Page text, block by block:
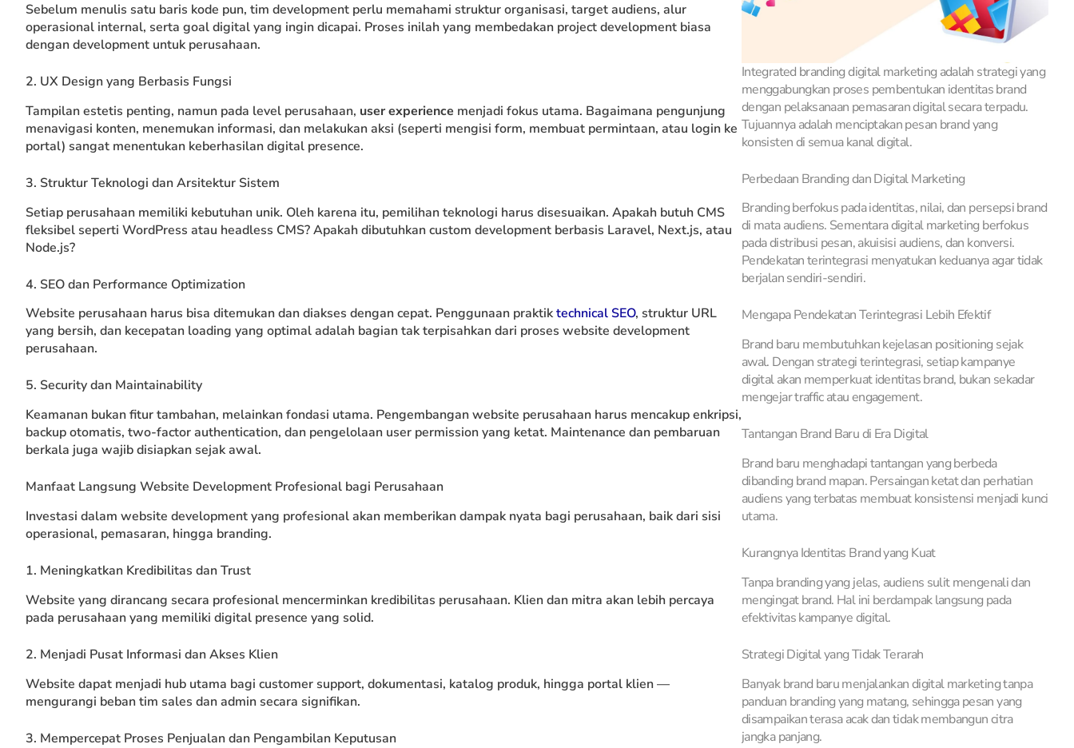
Sebelum menulis satu baris kode pun, tim development perlu memahami struktur organisasi, target audiens, alur
operasional internal, serta goal digital yang ingin dicapai. Proses inilah yang membedakan project development biasa
dengan development untuk perusahaan.
2. UX Design yang Berbasis Fungsi
Tampilan estetis penting, namun pada level perusahaan, user experience menjadi fokus utama. Bagaimana pengunjung
menavigasi konten, menemukan informasi, dan melakukan aksi (seperti mengisi form, membuat permintaan, atau login ke
portal) sangat menentukan keberhasilan digital presence.
3. Struktur Teknologi dan Arsitektur Sistem
Setiap perusahaan memiliki kebutuhan unik. Oleh karena itu, pemilihan teknologi harus disesuaikan. Apakah butuh CMS
fleksibel seperti WordPress atau headless CMS? Apakah dibutuhkan custom development berbasis Laravel, Next.js, atau
Node.js?
4. SEO dan Performance Optimization
Website perusahaan harus bisa ditemukan dan diakses dengan cepat. Penggunaan praktiktechnical SEO, struktur URL
yang bersih, dan kecepatan loading yang optimal adalah bagian tak terpisahkan dari proses website development
perusahaan.
5. Security dan Maintainability
Keamanan bukan fitur tambahan, melainkan fondasi utama. Pengembangan website perusahaan harus mencakup enkripsi,
backup otomatis, two-factor authentication, dan pengelolaan user permission yang ketat. Maintenance dan pembaruan
berkala juga wajib disiapkan sejak awal.
Manfaat Langsung Website Development Profesional bagi Perusahaan
Investasi dalam website development yang profesional akan memberikan dampak nyata bagi perusahaan, baik dari sisi
operasional, pemasaran, hingga branding.
1. Meningkatkan Kredibilitas dan Trust
Website yang dirancang secara profesional mencerminkan kredibilitas perusahaan. Klien dan mitra akan lebih percaya
pada perusahaan yang memiliki digital presence yang solid.
2. Menjadi Pusat Informasi dan Akses Klien
Website dapat menjadi hub utama bagi customer support, dokumentasi, katalog produk, hingga portal klien —
mengurangi beban tim sales dan admin secara signifikan.
3. Mempercepat Proses Penjualan dan Pengambilan Keputusan
Integrated branding digital marketing adalah strategi yang
menggabungkan proses pembentukan identitas brand
dengan pelaksanaan pemasaran digital secara terpadu.
Tujuannya adalah menciptakan pesan brand yang
konsisten di semua kanal digital.
Perbedaan Branding dan Digital Marketing
Branding berfokus pada identitas, nilai, dan persepsi brand
di mata audiens. Sementara digital marketing berfokus
pada distribusi pesan, akuisisi audiens, dan konversi.
Pendekatan terintegrasi menyatukan keduanya agar tidak
berjalan sendiri-sendiri.
Mengapa Pendekatan Terintegrasi Lebih Efektif
Brand baru membutuhkan kejelasan positioning sejak
awal. Dengan strategi terintegrasi, setiap kampanye
digital akan memperkuat identitas brand, bukan sekadar
mengejar traffic atau engagement.
Tantangan Brand Baru di Era Digital
Brand baru menghadapi tantangan yang berbeda
dibanding brand mapan. Persaingan ketat dan perhatian
audiens yang terbatas membuat konsistensi menjadi kunci
utama.
Kurangnya Identitas Brand yang Kuat
Tanpa branding yang jelas, audiens sulit mengenali dan
mengingat brand. Hal ini berdampak langsung pada
efektivitas kampanye digital.
Strategi Digital yang Tidak Terarah
Banyak brand baru menjalankan digital marketing tanpa
panduan branding yang matang, sehingga pesan yang
disampaikan terasa acak dan tidak membangun citra
jangka panjang.